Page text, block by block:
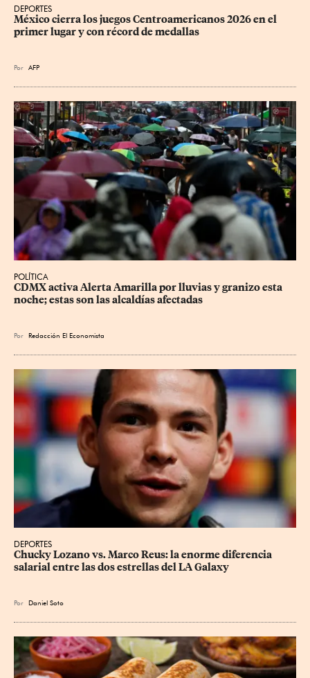
DEPORTES
México cierra los juegos Centroamericanos 2026 en el
primer lugar y con récord de medallas
Por AFP
POLÍTICA
CDMX activa Alerta Amarilla por lluvias y granizo esta
noche; estas son las alcaldías afectadas
Por Redacción El Economista
DEPORTES
Chucky Lozano vs. Marco Reus: la enorme diferencia
salarial entre las dos estrellas del LA Galaxy
Por Daniel Soto